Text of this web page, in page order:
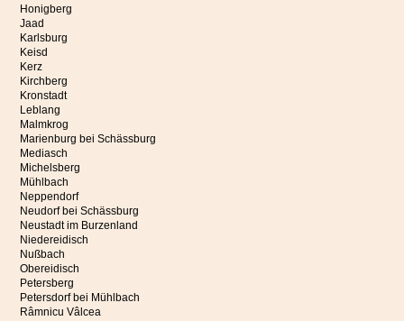
Honigberg
Jaad
Karlsburg
Keisd
Kerz
Kirchberg
Kronstadt
Leblang
Malmkrog
Marienburg bei Schässburg
Mediasch
Michelsberg
Mühlbach
Neppendorf
Neudorf bei Schässburg
Neustadt im Burzenland
Niedereidisch
Nußbach
Obereidisch
Petersberg
Petersdorf bei Mühlbach
Râmnicu Vâlcea